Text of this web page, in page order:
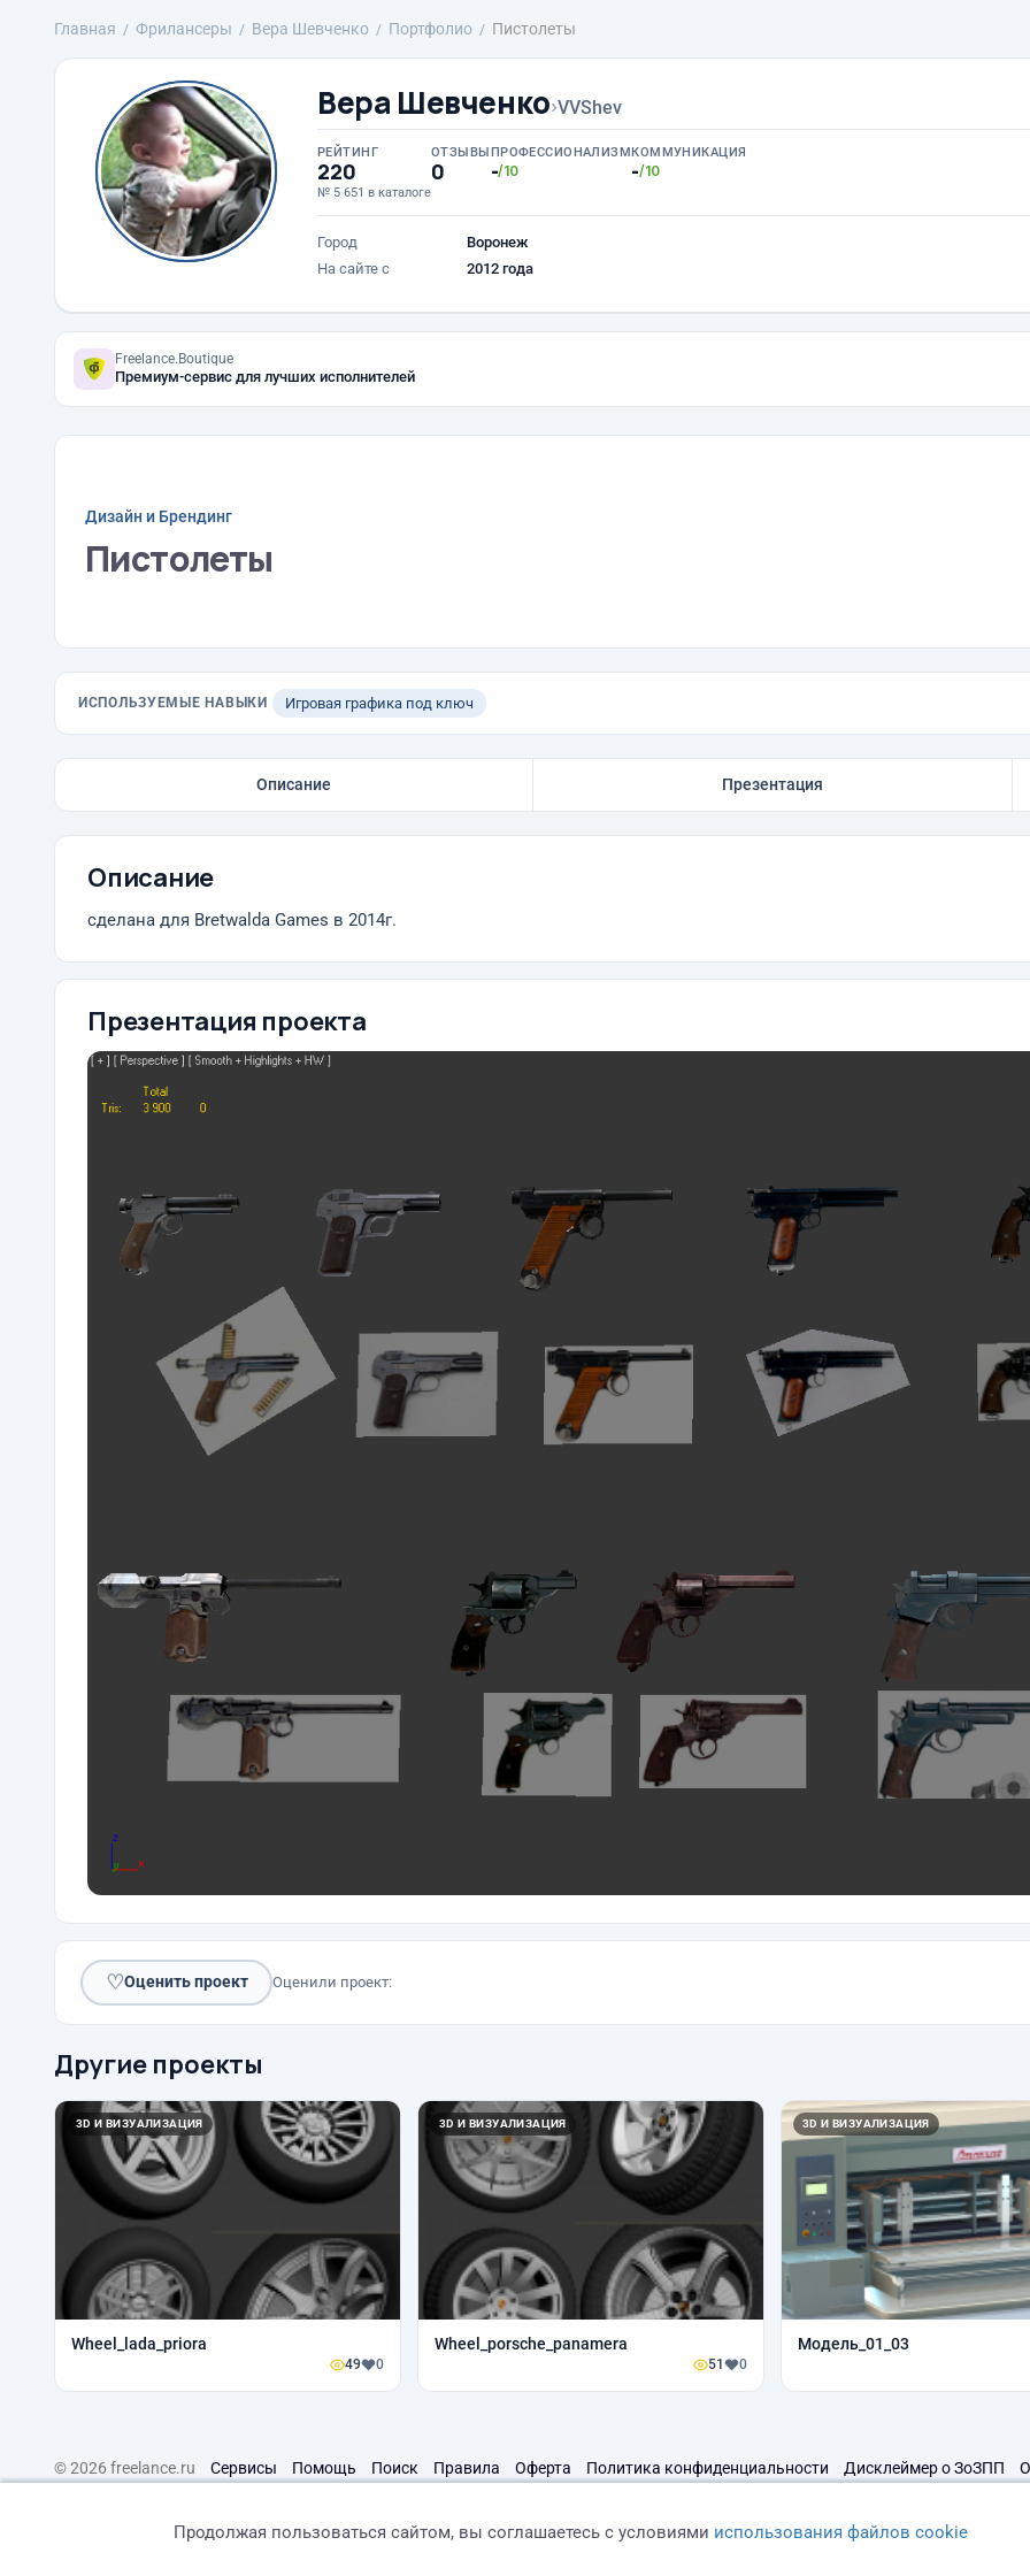
Главная Фрилансеры Вера Шевченко Портфолио Пистолеты
Вера Шевченко›VVShev
РЕЙТИНГ
220
№ 5 651 в каталоге
ОТЗЫВЫ
0
ПРОФЕССИОНАЛИЗМ
-/10
КОММУНИКАЦИЯ
-/10
Город
Воронеж
На сайте с
2012 года
Freelance.Boutique
Премиум-сервис для лучших исполнителей
Дизайн и Брендинг
Пистолеты
ИСПОЛЬЗУЕМЫЕ НАВЫКИ Игровая графика под ключ
Описание Презентация
Описание
сделана для Bretwalda Games в 2014г.
Презентация проекта
♡Оценить проект Оценили проект:
Другие проекты
3D И ВИЗУАЛИЗАЦИЯ
Wheel_lada_priora
49 0
3D И ВИЗУАЛИЗАЦИЯ
Wheel_porsche_panamera
51 0
3D И ВИЗУАЛИЗАЦИЯ
Модель_01_03
© 2026 freelance.ru Сервисы Помощь Поиск Правила Оферта Политика конфиденциальности Дисклеймер о ЗоЗПП
Продолжая пользоваться сайтом, вы соглашаетесь с условиями использования файлов cookie